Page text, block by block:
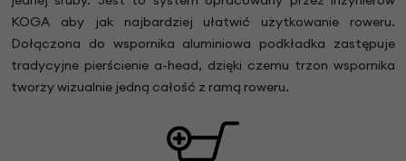
KOGA aby jak najbardziej ułatwić użytkowanie roweru.
Dołączona do wspornika aluminiowa podkładka zastępuje
tradycyjne pierścienie a-head, dzięki czemu trzon wspornika
tworzy wizualnie jedną całość z ramą roweru.